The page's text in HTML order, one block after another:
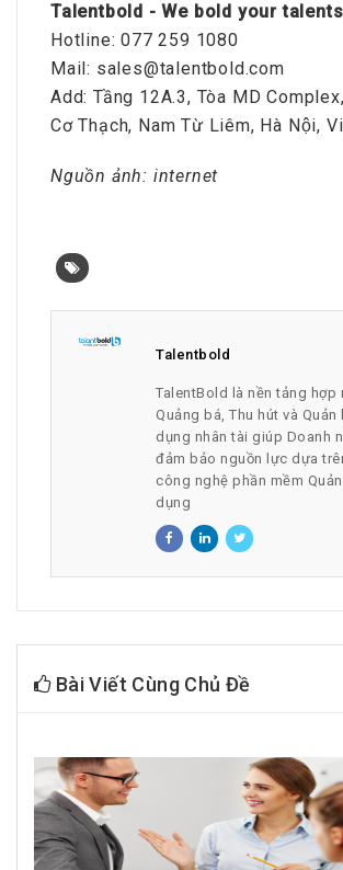
Talentbold - We bold your talents
Hotline: 077 259 1080
Mail: sales@talentbold.com
Add: Tầng 12A.3, Tòa MD
Cơ Thạch, Nam Từ Liêm, Hà Nội,
Nguồn ảnh: internet
Talentbold
TalentBold là nền tảng hợp
Quảng bá, Thu hút và Quản
dụng nhân tài giúp Doanh
đảm bảo nguồn lực dựa
công nghệ phần mềm
dụng
Bài Viết Cùng Chủ Đề